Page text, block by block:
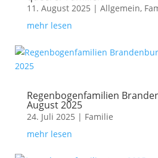
11. August 2025 | Allgemein,
mehr lesen
Regenbogenfamilien
August 2025
24. Juli 2025 | Familie
mehr lesen